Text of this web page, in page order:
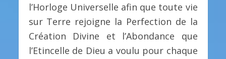
l’Horloge Universelle afin que toute vie
sur Terre rejoigne la Perfection de la
Création Divine et l’Abondance que
l’Etincelle de Dieu a voulu pour chaque